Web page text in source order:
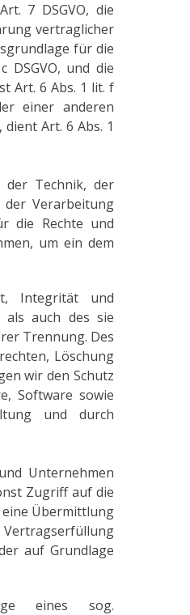
7 DSGVO, die
vertraglicher
für die
und die
Art. 6 Abs. 1 lit. f
einer anderen
Art. 6 Abs. 1
der Technik, der
der Verarbeitung
die Rechte und
um ein dem
Integrität und
als auch des sie
Trennung. Des
Löschung
wir den Schutz
Software sowie
und durch
Unternehmen
Zugriff auf die
eine Übermittlung
Vertragserfüllung
auf Grundlage
eines sog.